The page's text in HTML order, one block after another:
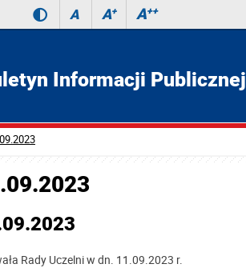
A A+ A++
Informacji Publicznej
Rady Uczelni w dn. 11.09.2023 r.